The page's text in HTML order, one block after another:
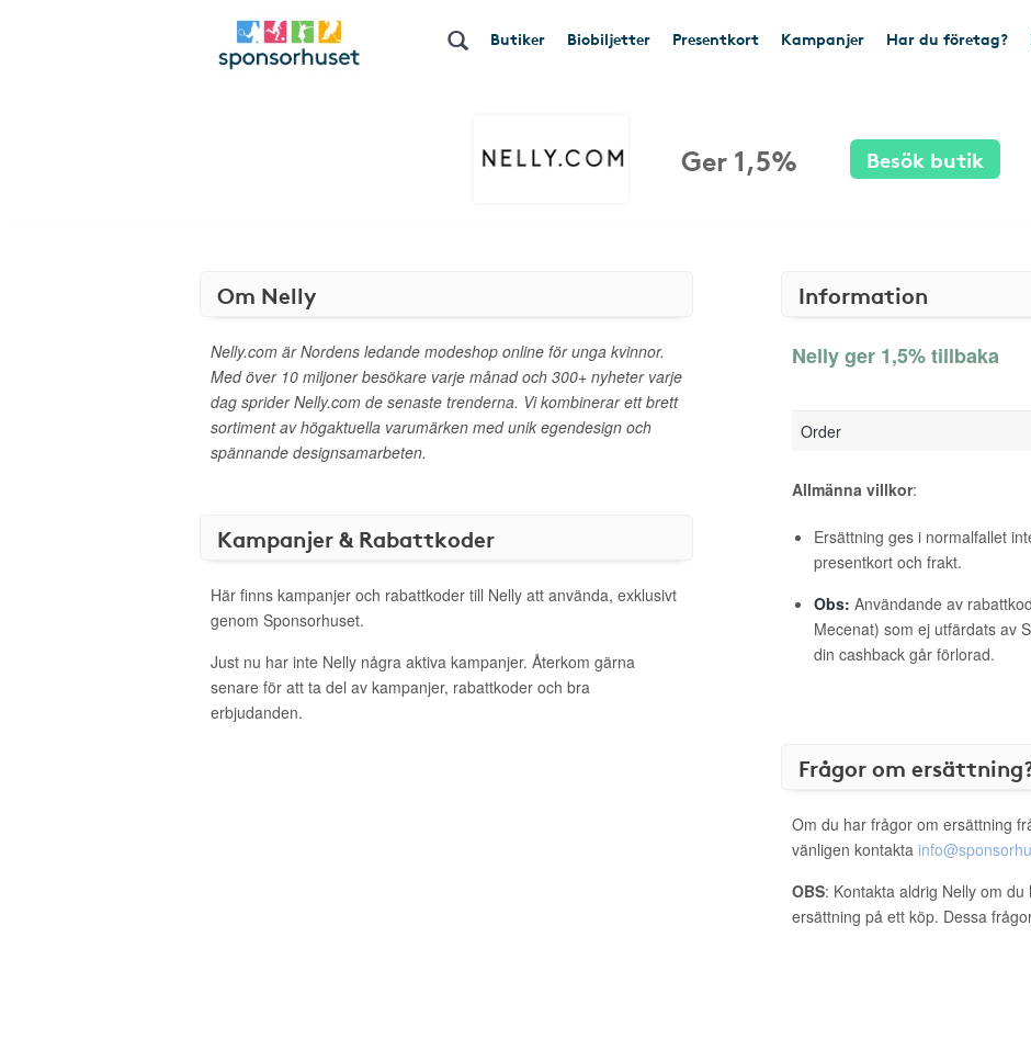
Butiker Biobiljetter Presentkort Kampanjer Har du företag?
Ger 1,5% Besök butik
Om Nelly
Nelly.com är Nordens ledande modeshop online för unga kvinnor.
Med över 10 miljoner besökare varje månad och 300+ nyheter varje
dag sprider Nelly.com de senaste trenderna. Vi kombinerar ett brett
sortiment av högaktuella varumärken med unik egendesign och
spännande designsamarbeten.
Kampanjer & Rabattkoder
Här finns kampanjer och rabattkoder till Nelly att använda, exklusivt
genom Sponsorhuset.
Just nu har inte Nelly några aktiva kampanjer. Återkom gärna
senare för att ta del av kampanjer, rabattkoder och bra
erbjudanden.
Information
Nelly ger 1,5% tillbaka
Order
Allmänna villkor:
Ersättning ges i normalfallet
presentkort och frakt.
Obs: Användande av
Mecenat) som ej utfärdats av
din cashback går förlorad.
Frågor om
Om du har frågor om ersättning
vänligen kontakta
OBS: Kontakta aldrig Nelly om
ersättning på ett köp. Dessa